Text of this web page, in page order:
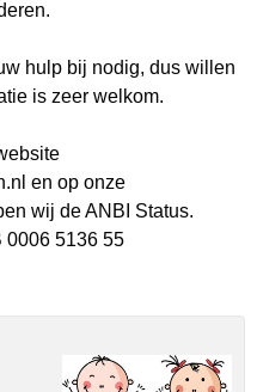
hulp bij nodig, dus willen
is zeer welkom.
en op onze
wij de ANBI Status.
0006 5136 55